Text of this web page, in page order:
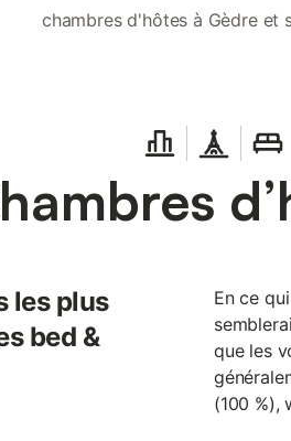
chambres d'hôtes à Gèdre et
les plus
bed &
En ce
que les
(100 %),